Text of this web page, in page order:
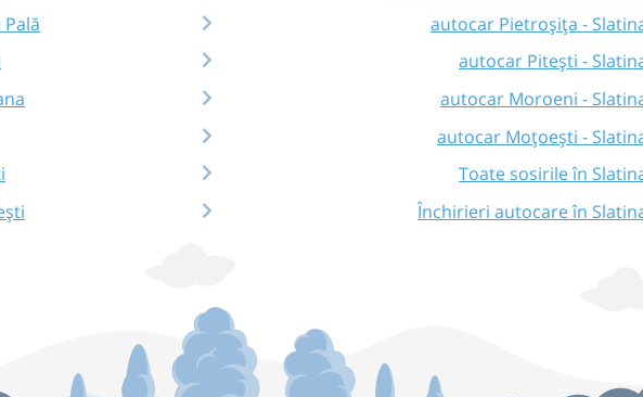
autocar Pietroșița -
autocar Pitești -
autocar Moroeni -
autocar Moțoești -
Toate sosirile în
Închirieri autocare în